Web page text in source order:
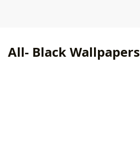
All- Black Wallpapers